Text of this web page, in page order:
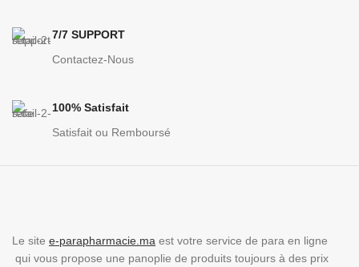
7/7 SUPPORT
Contactez-Nous
100% Satisfait
Satisfait ou Remboursé
Le site e-parapharmacie.ma est votre service de para en ligne
qui vous propose une panoplie de produits toujours à des prix